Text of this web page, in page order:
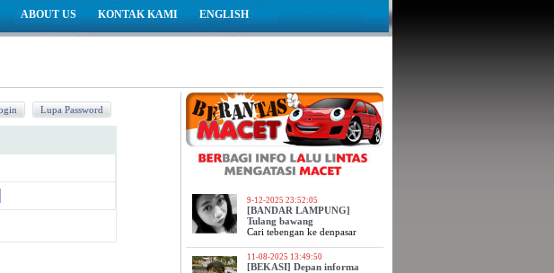
ABOUT US KONTAK KAMI ENGLISH
9-12-2025 23:52:05
[BANDAR LAMPUNG]
Tulang bawang
Cari tebengan ke denpasar
11-08-2025 13:49:50
[BEKASI] Depan informa